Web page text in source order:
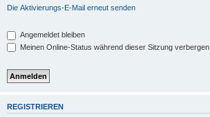
Die Aktivierungs-E-Mail erneut senden
Angemeldet bleiben
Meinen Online-Status während dieser Sitzung verbergen
REGISTRIEREN